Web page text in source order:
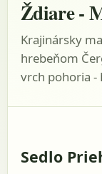
Ždiare -
Krajinársky
hrebeňom
vrch pohoria -
Sedlo